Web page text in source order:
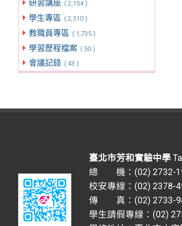
研習講座 ( 2,154 )
學生專區 ( 2,510 )
教職員專區 ( 1,735 )
學習歷程檔案 ( 50 )
會議記錄 ( 43 )
臺北市芳和實驗中學
總 機：(02) 2732-
校安專線：(02) 2378-
傳 真：(02) 2733-
學生請假專線：(02)